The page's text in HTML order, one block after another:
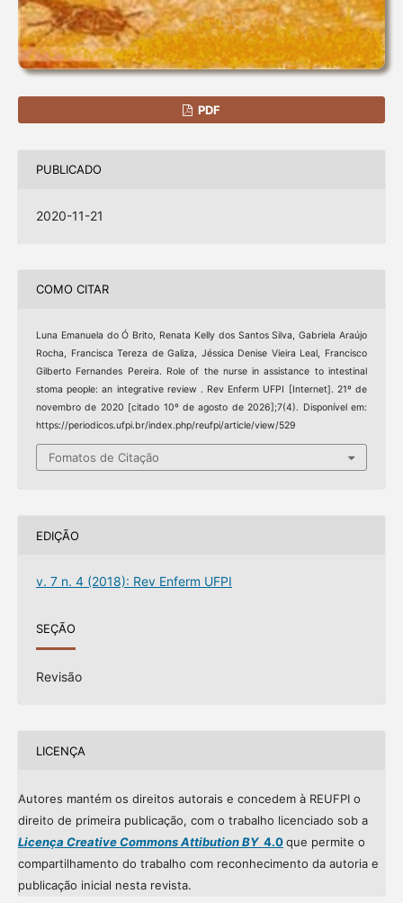
PDF
PUBLICADO
2020-11-21
COMO CITAR
Luna Emanuela do Ó Brito, Renata Kelly dos Santos Silva, Gabriela Araújo
Rocha, Francisca Tereza de Galiza, Jéssica Denise Vieira Leal, Francisco
Gilberto Fernandes Pereira. Role of the nurse in assistance to intestinal
stoma people: an integrative review . Rev Enferm UFPI [Internet]. 21º de
novembro de 2020 [citado 10º de agosto de 2026];7(4). Disponível em:
https://periodicos.ufpi.br/index.php/reufpi/article/view/529
Fomatos de Citação
EDIÇÃO
v. 7 n. 4 (2018): Rev Enferm UFPI
SEÇÃO
Revisão
LICENÇA
Autores mantém os direitos autorais e concedem à REUFPI o
direito de primeira publicação, com o trabalho licenciado sob a
Licença Creative Commons Attibution BY4.0que permite o
compartilhamento do trabalho com reconhecimento da autoria e
publicação inicial nesta revista.